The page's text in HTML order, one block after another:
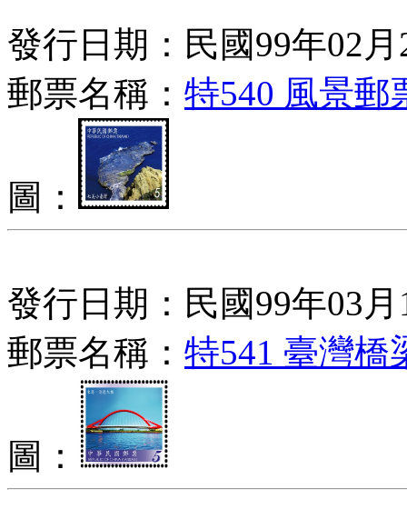
發行日期：民國99年02月
郵票名稱： 特540 風景郵
圖：
發行日期：民國99年03月
郵票名稱： 特541 臺灣橋
圖：